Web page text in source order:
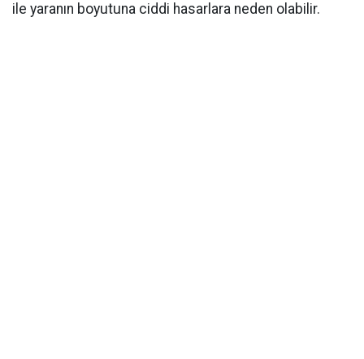
ile yaranın boyutuna ciddi hasarlara neden olabilir.